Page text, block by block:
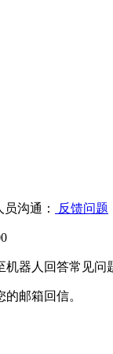
沟通： 反馈问题
机器人回答常见问
邮箱回信。